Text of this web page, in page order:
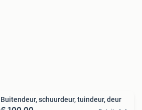
Buitendeur, schuurdeur, tuindeur, deur